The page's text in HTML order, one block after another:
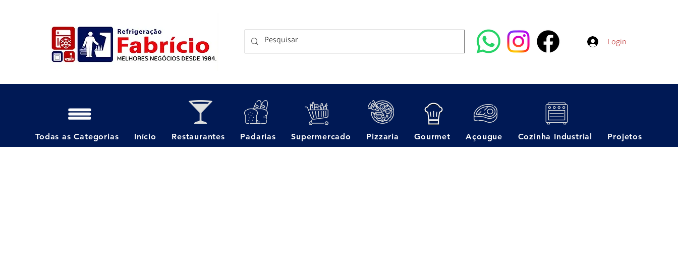
Login
Todas as Categorias Início Restaurantes Padarias Supermercado Pizzaria Gourmet Açougue Cozinha Industrial Projetos